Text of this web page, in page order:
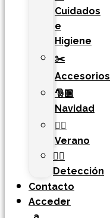
Cuidados
e
Higiene
✂️
Accesorios
🎅🏼
Navidad
🏄‍♀️
Verano
🐕‍🦺
Detección
Contacto
Acceder